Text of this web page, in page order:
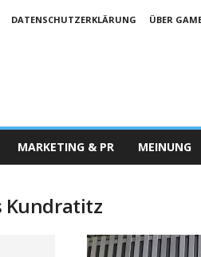
DATENSCHUTZERKLÄRUNG ÜBER
MARKETING & PR MEINUNG
Kundratitz